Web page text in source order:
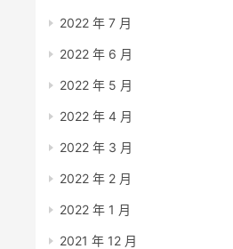
2022 年 7 月
2022 年 6 月
2022 年 5 月
2022 年 4 月
2022 年 3 月
2022 年 2 月
2022 年 1 月
2021 年 12 月